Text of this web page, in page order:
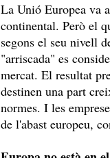
La Unió Europea va
continental. Però el
segons el seu nivell
"arriscada" es
mercat. El resultat
destinen una part
normes. I les
de l'abast europeu,